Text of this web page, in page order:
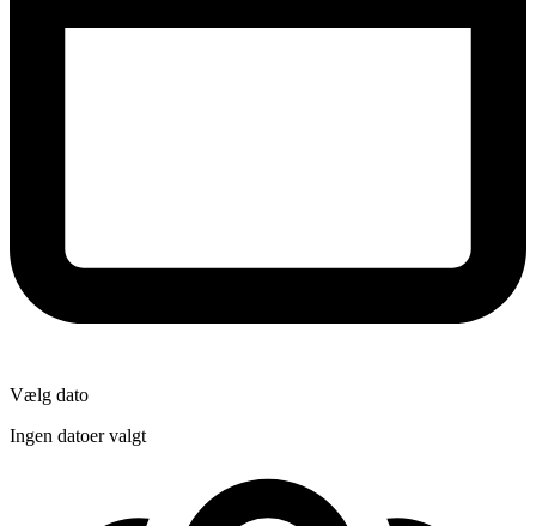
Vælg dato
Ingen datoer valgt